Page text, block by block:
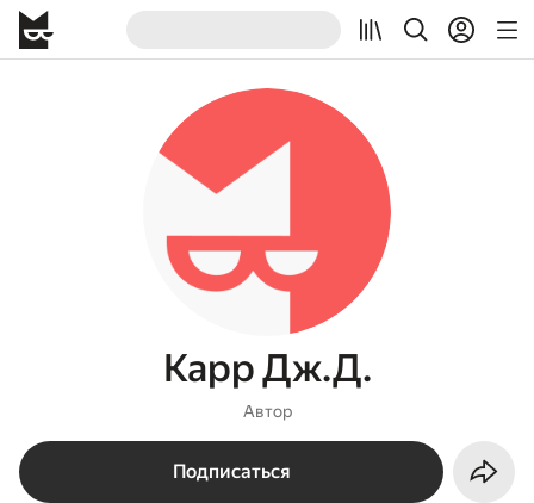
Карр Дж.Д.
Автор
Подписаться